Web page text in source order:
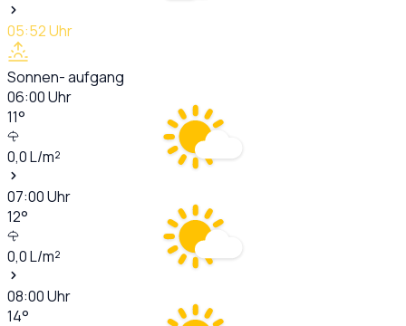
05:52Uhr
Sonnen- aufgang
06:00Uhr
11°
0,0L/m²
07:00Uhr
12°
0,0L/m²
08:00Uhr
14°